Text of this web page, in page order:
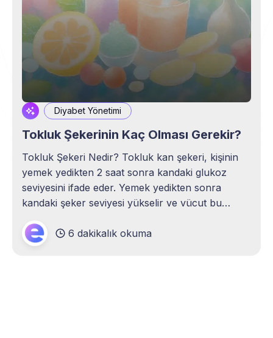
Diyabet Yönetimi
Tokluk Şekerinin Kaç Olması Gerekir?
Tokluk Şekeri Nedir? Tokluk kan şekeri, kişinin
yemek yedikten 2 saat sonra kandaki glukoz
seviyesini ifade eder. Yemek yedikten sonra
kandaki şeker seviyesi yükselir ve vücut bu
hormonunu salgılar. İnsülin, şekerin kandan
hücrelere taşınmasını sağlayarak kan şekerini
6 dakikalık okuma